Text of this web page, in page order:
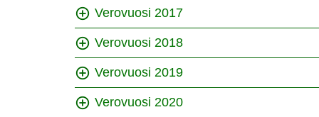
Verovuosi 2017
Verovuosi 2018
Verovuosi 2019
Verovuosi 2020